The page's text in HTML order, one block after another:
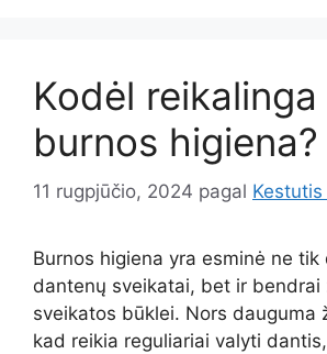
Kodėl reikalinga
burnos higiena?
11 rugpjūčio, 2024 pagal
Burnos higiena yra esminė ne tik
dantenų sveikatai, bet ir bendrai
sveikatos būklei. Nors dauguma
kad reikia reguliariai valyti